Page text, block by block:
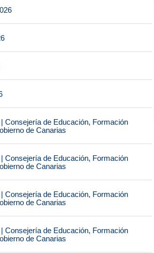
Consejería de Educación, Formación
de Canarias
Consejería de Educación, Formación
de Canarias
Consejería de Educación, Formación
de Canarias
Consejería de Educación, Formación
de Canarias